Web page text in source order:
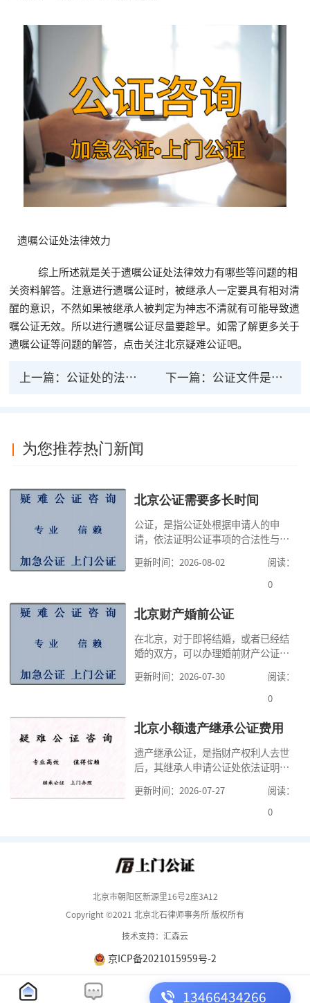
遗嘱公证处法律效力
综上所述就是关于遗嘱公证处法律效力有哪些等问题的相
关资料解答。注意进行遗嘱公证时，被继承人一定要具有相对清
醒的意识，不然如果被继承人被判定为神志不清就有可能导致遗
嘱公证无效。所以进行遗嘱公证尽量要趁早。如需了解更多关于
遗嘱公证等问题的解答，点击关注北京疑难公证吧。
上一篇： 公证处的法律效力 下一篇： 公证文件是否具有法律效力呢？
为您推荐热门新闻
北京公证需要多长时间
公证，是指公证处根据申请人的申
请，依法证明公证事项的合法性与真
高公证事项的效力，固定证据，但是
很多人不知道在北京办理公证需要多
家，办理公证的时候除了需要按照公
道北京公证需要什么材料,北京公证需
要多少钱？北京公
更新时间：2026-08-02
阅读：
0
北京财产婚前公证
在北京，对于即将结婚，或者已经结
婚的双方，可以办理婚前财产公证，
式，可以避免个人财产引发的纠纷，
但是，在北京办理婚前财产公证，除
料外，公证咨询告诉大家，我们有必
京婚前财产公证机构？了解这些不仅
有利于我们根
更新时间：2026-07-30
阅读：
0
北京小额遗产继承公证费用
遗产继承公证，是指财产权利人去世
后，其继承人申请公证处依法证明继
的证明活动。通过公证，继承人可以
拿着享有继承权的公证书办理遗产过
费。我们在办理继承公证的时候，需
更新时间：2026-07-27
阅读：
0
13466434266
北京市朝阳区新源里16号2座3A12
Copyright ©2021 北京北石律师事务所 版权所有
技术支持：汇森云
京ICP备2021015959号-2